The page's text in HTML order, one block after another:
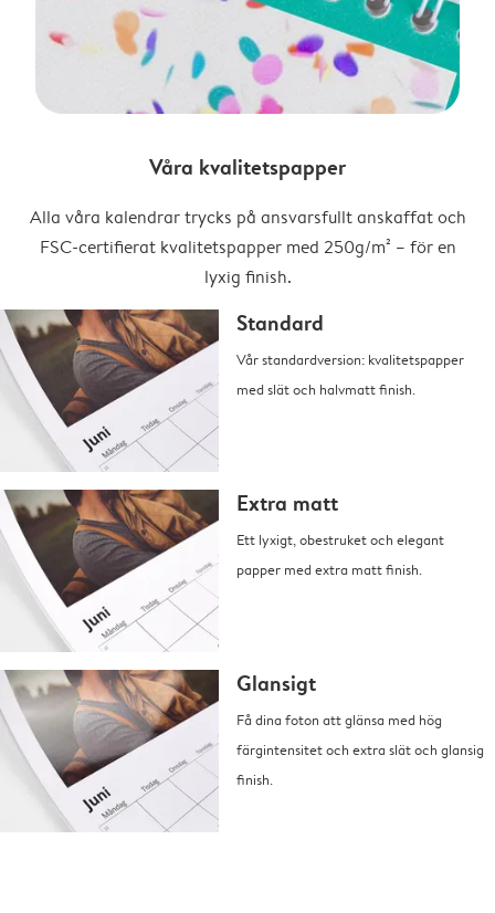
Våra kvalitetspapper
Alla våra kalendrar trycks på ansvarsfullt anskaffat och
FSC-certifierat kvalitetspapper med 250g/m² – för en
lyxig finish.
Standard
Vår standardversion: kvalitetspapper
med slät och halvmatt finish.
Extra matt
Ett lyxigt, obestruket och elegant
papper med extra matt finish.
Glansigt
Få dina foton att glänsa med hög
färgintensitet och extra slät och glansig
finish.